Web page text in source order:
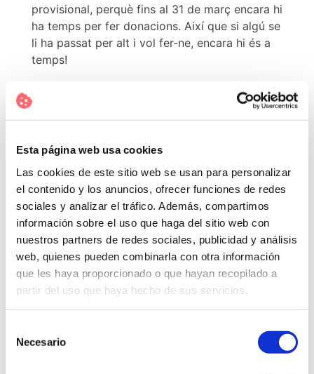
Esta página web usa cookies
Las cookies de este sitio web se usan para personalizar
el contenido y los anuncios, ofrecer funciones de redes
sociales y analizar el tráfico. Además, compartimos
información sobre el uso que haga del sitio web con
nuestros partners de redes sociales, publicidad y análisis
web, quienes pueden combinarla con otra información
que les haya proporcionado o que hayan recopilado a
partir del uso que haya hecho de sus servicios.
Necesario
provisional, perquè fins al 31 de març encara hi
ha temps per fer donacions. Així que si algú se
li ha passat per alt i vol fer-ne, encara hi és a
temps!
Edició 2018 – Càncer
Tal i com expliquen a la web de La Marató, a
apartat
sobre la malatia, gràcies a la
investigació biomèdica, a Catalunya,
la
supervivència al càncer ha crescut un 7% en
els últims 10 anys
i la mitjana se situa,
actualment, en el 55%. Però malgrat els
avenços que s’han fet en tractaments,
mètodes de diagnòstic i prevenció,
incidència del càncer segueix sent molt alta:
1 de cada 2 homes i 1 de cada 3 dones
primera causa